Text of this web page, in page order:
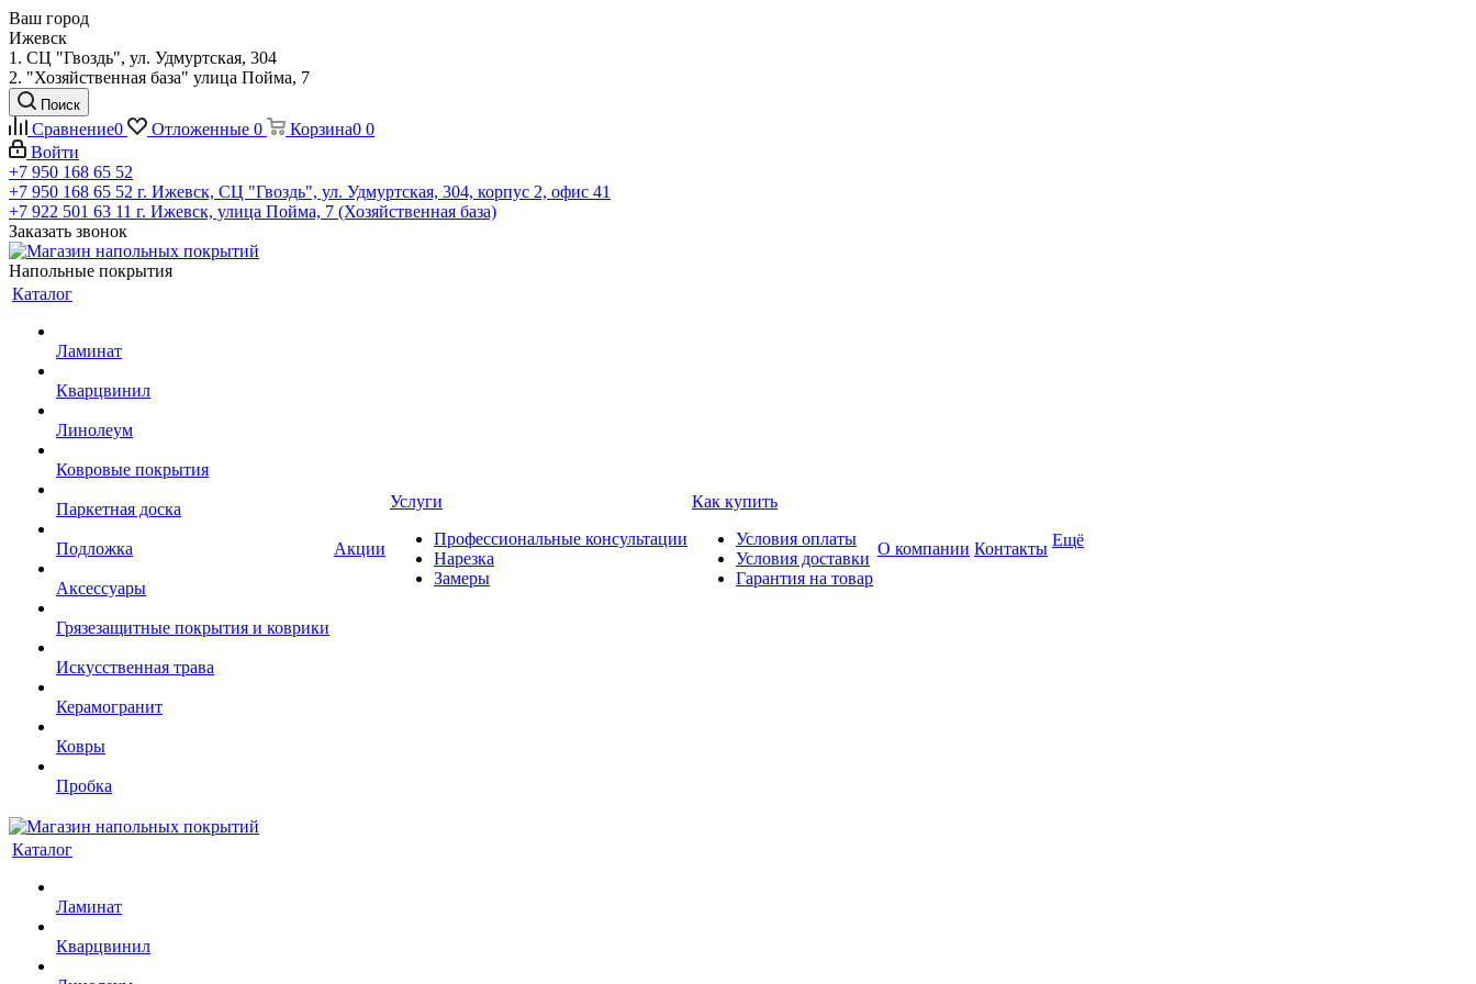
Ваш город
Ижевск
1. СЦ "Гвоздь", ул. Удмуртская, 304
2. "Хозяйственная база" улица Пойма, 7
Поиск
Сравнение0 Отложенные 0 Корзина0 0
Войти
+7 950 168 65 52
+7 950 168 65 52 г. Ижевск, СЦ "Гвоздь", ул. Удмуртская, 304, корпус 2, офис 41
+7 922 501 63 11 г. Ижевск, улица Пойма, 7 (Хозяйственная база)
Заказать звонок
Напольные покрытия
Каталог
Ламинат
Кварцвинил
Линолеум
Ковровые покрытия
Паркетная доска
Подложка
Аксессуары
Грязезащитные покрытия и коврики
Искусственная трава
Керамогранит
Ковры
Пробка
Акции
Услуги
Профессиональные консультации
Нарезка
Замеры
Как купить
Условия оплаты
Условия доставки
Гарантия на товар
О компании Контакты Ещё
Каталог
Ламинат
Кварцвинил